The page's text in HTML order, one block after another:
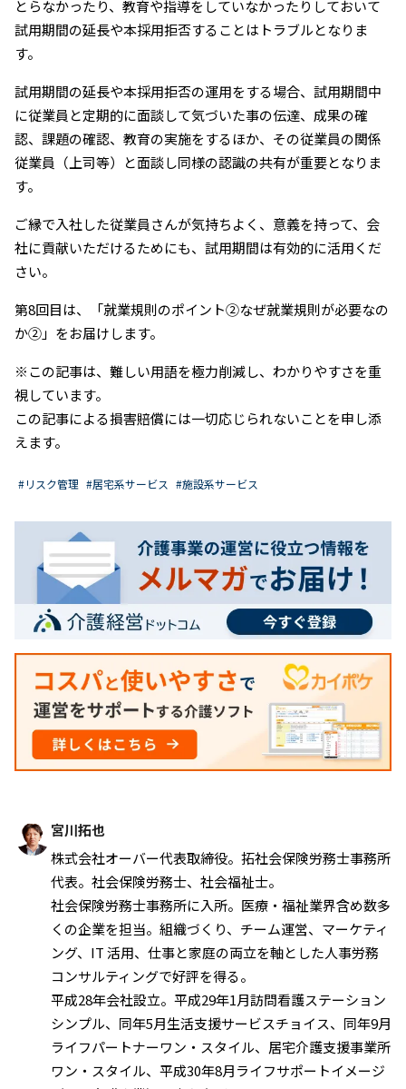
とらなかったり、教育や指導をしていなかったりしておいて
試用期間の延長や本採用拒否することはトラブルとなりま
す。
試用期間の延長や本採用拒否の運用をする場合、試用期間中
に従業員と定期的に面談して気づいた事の伝達、成果の確
認、課題の確認、教育の実施をするほか、その従業員の関係
従業員（上司等）と面談し同様の認識の共有が重要となりま
す。
ご縁で入社した従業員さんが気持ちよく、意義を持って、会
社に貢献いただけるためにも、試用期間は有効的に活用くだ
さい。
第8回目は、「就業規則のポイント②なぜ就業規則が必要なの
か②」をお届けします。
※この記事は、難しい用語を極力削減し、わかりやすさを重
視しています。
この記事による損害賠償には一切応じられないことを申し添
えます。
#リスク管理 #居宅系サービス #施設系サービス
宮川拓也
株式会社オーバー代表取締役。拓社会保険労務士事務所
代表。社会保険労務士、社会福祉士。
社会保険労務士事務所に入所。医療・福祉業界含め数多
くの企業を担当。組織づくり、チーム運営、マーケティ
ング、IT 活用、仕事と家庭の両立を軸とした人事労務
コンサルティングで好評を得る。
平成28年会社設立。平成29年1月訪問看護ステーション
シンプル、同年5月生活支援サービスチョイス、同年9月
ライフパートナーワン・スタイル、居宅介護支援事業所
ワン・スタイル、平成30年8月ライフサポートイメージ